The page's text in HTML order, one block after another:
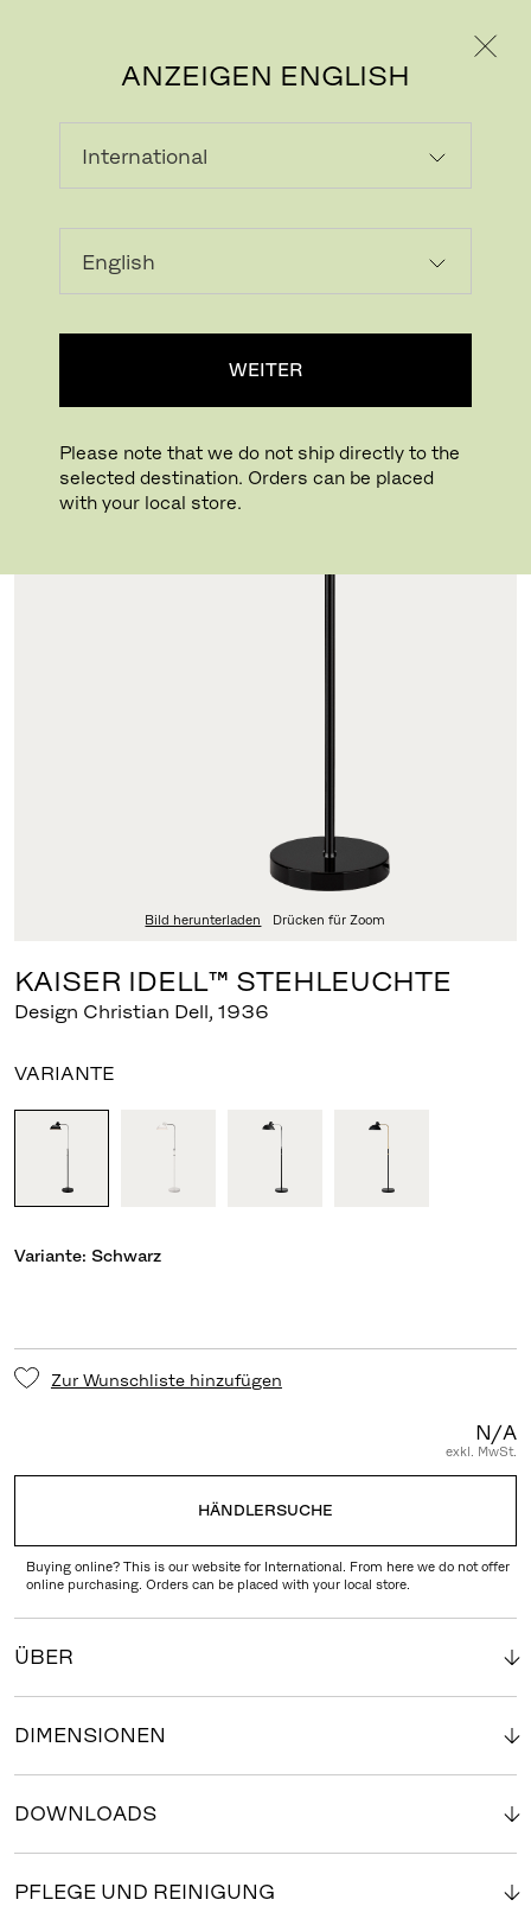
ANZEIGEN ENGLISH
WEITER
Please note that we do not ship directly to the
selected destination. Orders can be placed
with your local store.
Bild herunterladen Drücken für Zoom
KAISER IDELL™ STEHLEUCHTE
Design Christian Dell, 1936
VARIANTE
Variante: Schwarz
Zur Wunschliste hinzufügen
N/A
exkl. MwSt.
HÄNDLERSUCHE
Buying online? This is our website for International. From here we do not offer
online purchasing. Orders can be placed with your local store.
ÜBER
DIMENSIONEN
DOWNLOADS
PFLEGE UND REINIGUNG